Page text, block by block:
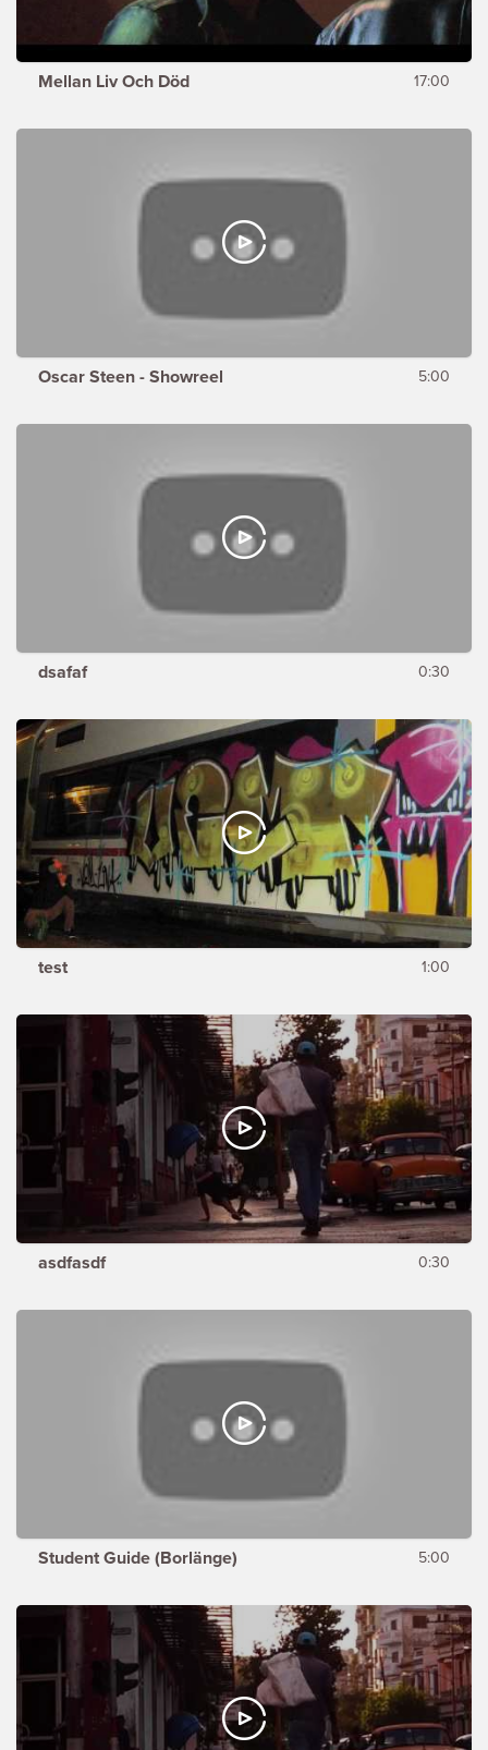
Mellan Liv Och Död 17:00
Oscar Steen - Showreel 5:00
dsafaf 0:30
test 1:00
asdfasdf 0:30
Student Guide (Borlänge) 5:00